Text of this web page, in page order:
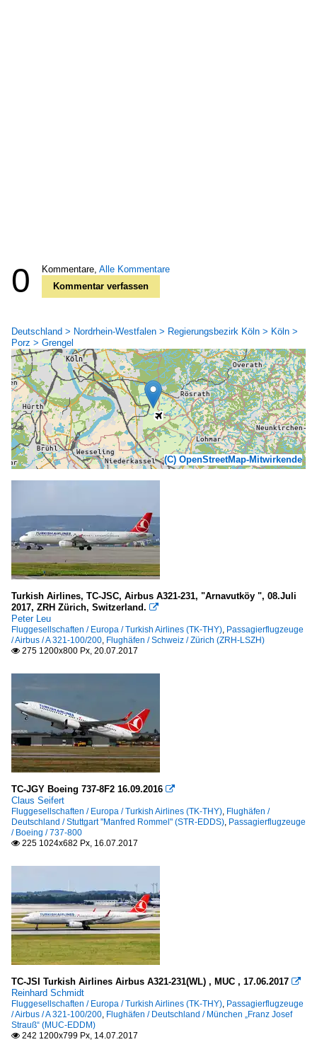
0 Kommentare, Alle Kommentare
Kommentar verfassen
Deutschland > Nordrhein-Westfalen > Regierungsbezirk Köln > Köln >
Porz > Grengel
(C) OpenStreetMap-Mitwirkende
Turkish Airlines, TC-JSC, Airbus A321-231, "Arnavutköy ", 08.Juli
2017, ZRH Zürich, Switzerland. 
Peter Leu
Fluggesellschaften / Europa / Turkish Airlines (TK-THY), Passagierflugzeuge
/ Airbus / A 321-100/200, Flughäfen / Schweiz / Zürich (ZRH-LSZH)
 275 1200x800 Px, 20.07.2017
TC-JGY Boeing 737-8F2 16.09.2016 
Claus Seifert
Fluggesellschaften / Europa / Turkish Airlines (TK-THY), Flughäfen /
Deutschland / Stuttgart "Manfred Rommel" (STR-EDDS), Passagierflugzeuge
/ Boeing / 737-800
 225 1024x682 Px, 16.07.2017
TC-JSI Turkish Airlines Airbus A321-231(WL) , MUC , 17.06.2017 
Reinhard Schmidt
Fluggesellschaften / Europa / Turkish Airlines (TK-THY), Passagierflugzeuge
/ Airbus / A 321-100/200, Flughäfen / Deutschland / München „Franz Josef
Strauß“ (MUC-EDDM)
 242 1200x799 Px, 14.07.2017